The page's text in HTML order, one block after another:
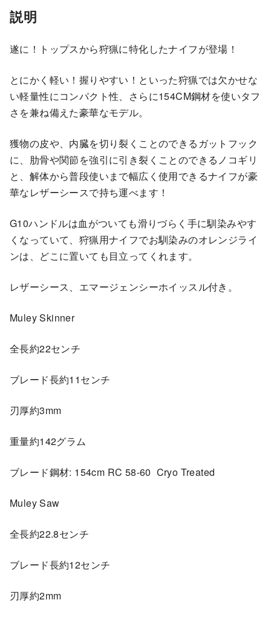
v
e
M
u
e
C
o
m
b
個
説明
遂に！トップスから狩猟に特化したナイフが登場！
とにかく軽い！握りやすい！といった狩猟では欠かせな
い軽量性にコンパクト性、さらに154CM鋼材を使いタフ
さを兼ね備えた豪華なモデル。
獲物の皮や、内臓を切り裂くことのできるガットフック
に、肋骨や関節を強引に引き裂くことのできるノコギリ
と、解体から普段使いまで幅広く使用できるナイフが豪
華なレザーシースで持ち運べます！
G10ハンドルは血がついても滑りづらく手に馴染みやす
くなっていて、狩猟用ナイフでお馴染みのオレンジライ
ンは、どこに置いても目立ってくれます。
レザーシース、エマージェンシーホイッスル付き。
Muley Skinner
全長約22センチ
ブレード長約11センチ
刃厚約3mm
重量約142グラム
ブレード鋼材: 154cm RC 58-60 Cryo Treated
Muley Saw
全長約22.8センチ
ブレード長約12センチ
刃厚約2mm